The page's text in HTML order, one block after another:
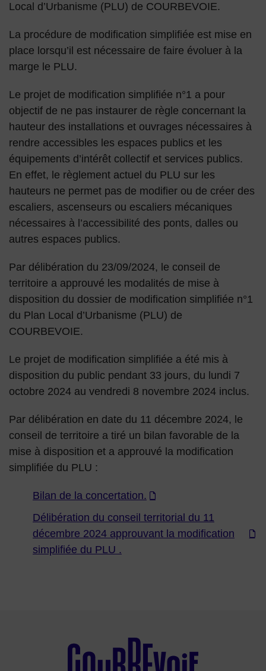
Local d’Urbanisme (PLU) de COURBEVOIE.
La procédure de modification simplifiée est mise en
place lorsqu’il est nécessaire de faire évoluer à la
marge le PLU.
Le projet de modification simplifiée n°1 a pour
objectif de ne pas instaurer de règle concernant la
hauteur des installations et ouvrages nécessaires à
rendre accessibles les espaces publics et les
équipements d’intérêt collectif et services publics.
En effet, le règlement actuel du PLU sur les
hauteurs ne permet pas de modifier ou de créer des
escaliers, ascenseurs ou escaliers mécaniques
nécessaires à l’accessibilité des ponts, dalles ou
autres espaces publics.
Par délibération du 23/09/2024, le conseil de
territoire a approuvé les modalités de mise à
disposition du dossier de modification simplifiée n°1
du Plan Local d’Urbanisme (PLU) de
COURBEVOIE.
Le projet de modification simplifiée a été mis à
disposition du public pendant 33 jours, du lundi 7
octobre 2024 au vendredi 8 novembre 2024 inclus.
Par délibération en date du 11 décembre 2024, le
conseil de territoire a tiré un bilan favorable de la
mise à disposition et a approuvé la modification
simplifiée du PLU :
Bilan de la concertation.
Délibération du conseil territorial du 11
décembre 2024 approuvant la modification
simplifiée du PLU .